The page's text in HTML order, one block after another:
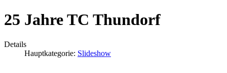
25 Jahre TC Thundorf
Details
Hauptkategorie: Slideshow